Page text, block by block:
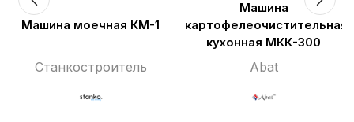
Машина моечная КМ-1
Станкостроитель
Машина
картофелеочистительная
кухонная МКК-300
Abat